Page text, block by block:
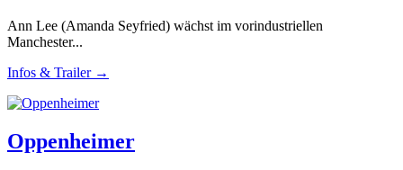
Ann Lee (Amanda Seyfried) wächst im vorindustriellen
Manchester...
Infos & Trailer →
Oppenheimer